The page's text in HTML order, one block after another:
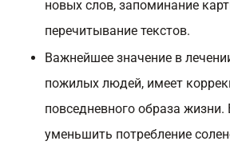
новых слов, запоминание
перечитывание текстов.
Важнейшее значение в
пожилых людей, имеет
повседневного образа
уменьшить потребление